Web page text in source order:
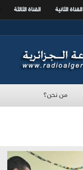
القناة الثانية القناة الثالثة
من نحن؟